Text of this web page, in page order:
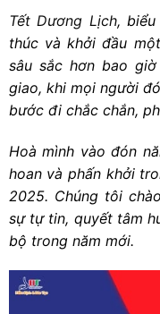
Tết Dương Lịch,
thúc và khởi đầu
sâu sắc hơn bao
giao, khi mọi người
bước đi chắc chắn,
Hoà mình vào đón
hoan và phấn khởi
2025. Chúng tôi
sự tự tin, quyết tâm
bộ trong năm mới.